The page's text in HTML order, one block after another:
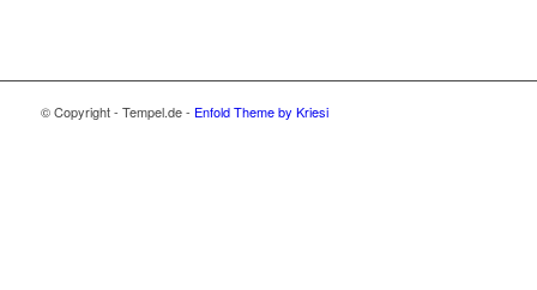
© Copyright - Tempel.de - Enfold Theme by Kriesi